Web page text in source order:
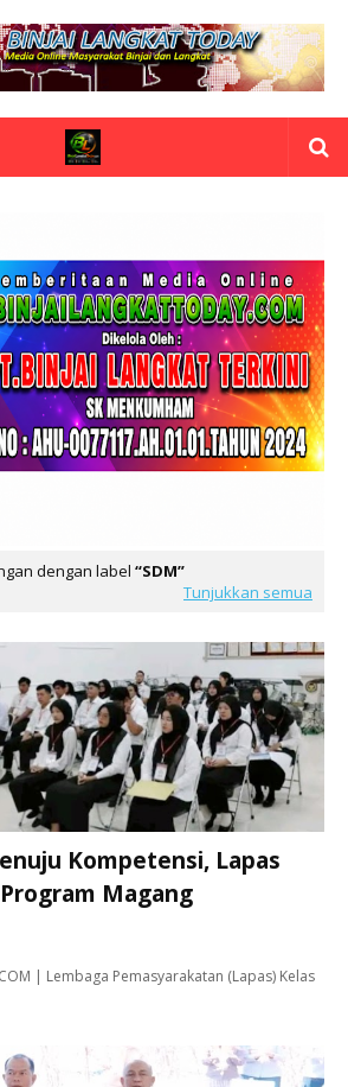
dengan label
SDM
Tunjukkan semua
Kompetensi, Lapas
Magang
| Lembaga Pemasyarakatan (Lapas) Kelas